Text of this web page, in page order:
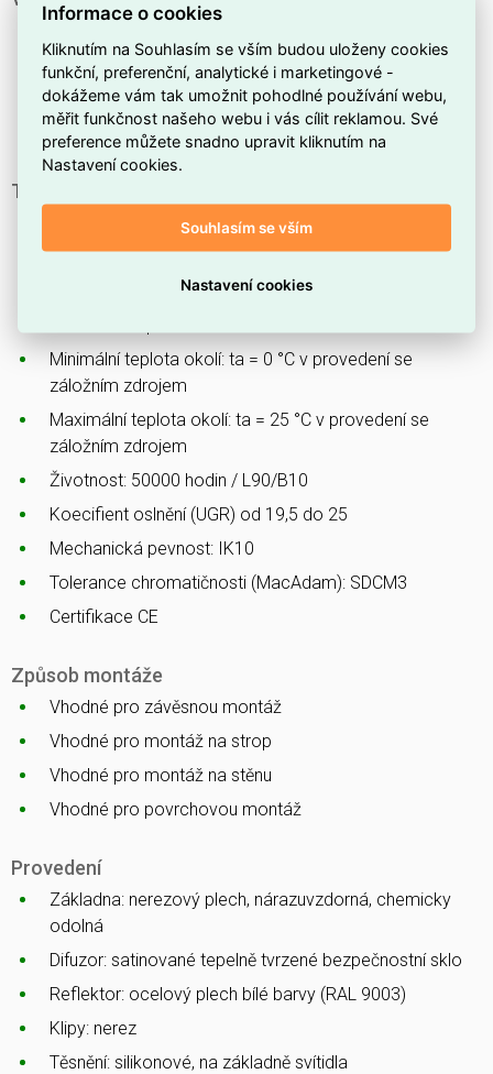
Možnost dodání EM kitu M1h s autotestem baterie
Možnost dodání difuzoru s ochrannou fólií (SF)
Součástí balení jsou nerez háčky a nerez spony
Technické parametry
Účinnost svítidla: 140 lm/W
Stupeň ochrany: IP65
Minimální teplota okolí: ta = -25 °C
Minimální teplota okolí: ta = 0 °C v provedení se
záložním zdrojem
Maximální teplota okolí: ta = 25 °C v provedení se
záložním zdrojem
Životnost: 50000 hodin / L90/B10
Koecifient oslnění (UGR) od 19,5 do 25
Mechanická pevnost: IK10
Tolerance chromatičnosti (MacAdam): SDCM3
Certifikace CE
Způsob montáže
Vhodné pro závěsnou montáž
Vhodné pro montáž na strop
Vhodné pro montáž na stěnu
Vhodné pro povrchovou montáž
Provedení
Základna: nerezový plech, nárazuvzdorná, chemicky
odolná
Difuzor: satinované tepelně tvrzené bezpečnostní sklo
Reflektor: ocelový plech bílé barvy (RAL 9003)
Klipy: nerez
Těsnění: silikonové, na základně svítidla
Informace o cookies
Kliknutím na Souhlasím se vším budou uloženy cookies
funkční, preferenční, analytické i marketingové -
dokážeme vám tak umožnit pohodlné používání webu,
měřit funkčnost našeho webu i vás cílit reklamou. Své
preference můžete snadno upravit kliknutím na
Nastavení cookies.
Souhlasím se vším
Nastavení cookies